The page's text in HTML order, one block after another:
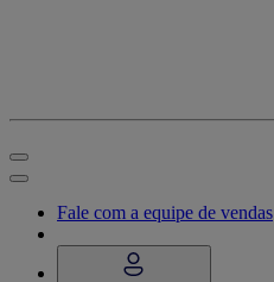
Fale com a equipe de vendas